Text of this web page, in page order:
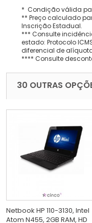
* Condição válida
** Preço calculado
Inscrição Estadual.
*** Consulte
estado: Protocolo
diferencial de
**** Consulte
30 OUTRAS
Netbook HP 110-3130, Intel
Atom N455, 2GB RAM, HD